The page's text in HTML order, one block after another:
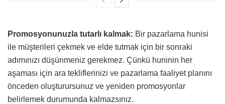
Promosyonunuzla tutarlı kalmak: Bir pazarlama hunisi
ile müşterileri çekmek ve elde tutmak için bir sonraki
adımınızı düşünmeniz gerekmez. Çünkü huninin her
aşaması için ara tekliflerinizi ve pazarlama faaliyet planını
önceden oluşturursunuz ve yeniden promosyonlar
belirlemek durumunda kalmazsınız.